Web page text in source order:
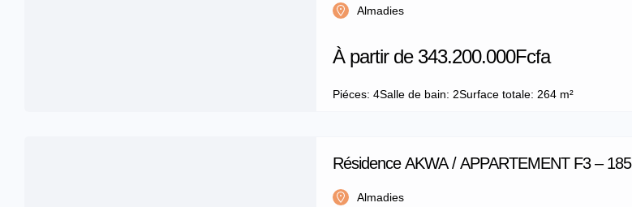
Piéces: 4Salle de bain: 2Surface totale: 264 m²
Almadies
À partir de 343.200.000Fcfa
Résidence AKWA / APPARTEMENT F3 – 185
Almadies